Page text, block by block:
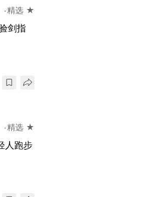
精选 ★
剑指
精选 ★
人跑步